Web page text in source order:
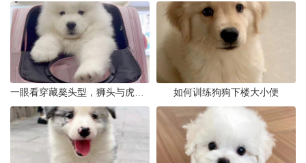
如何训练狗狗下楼大小便